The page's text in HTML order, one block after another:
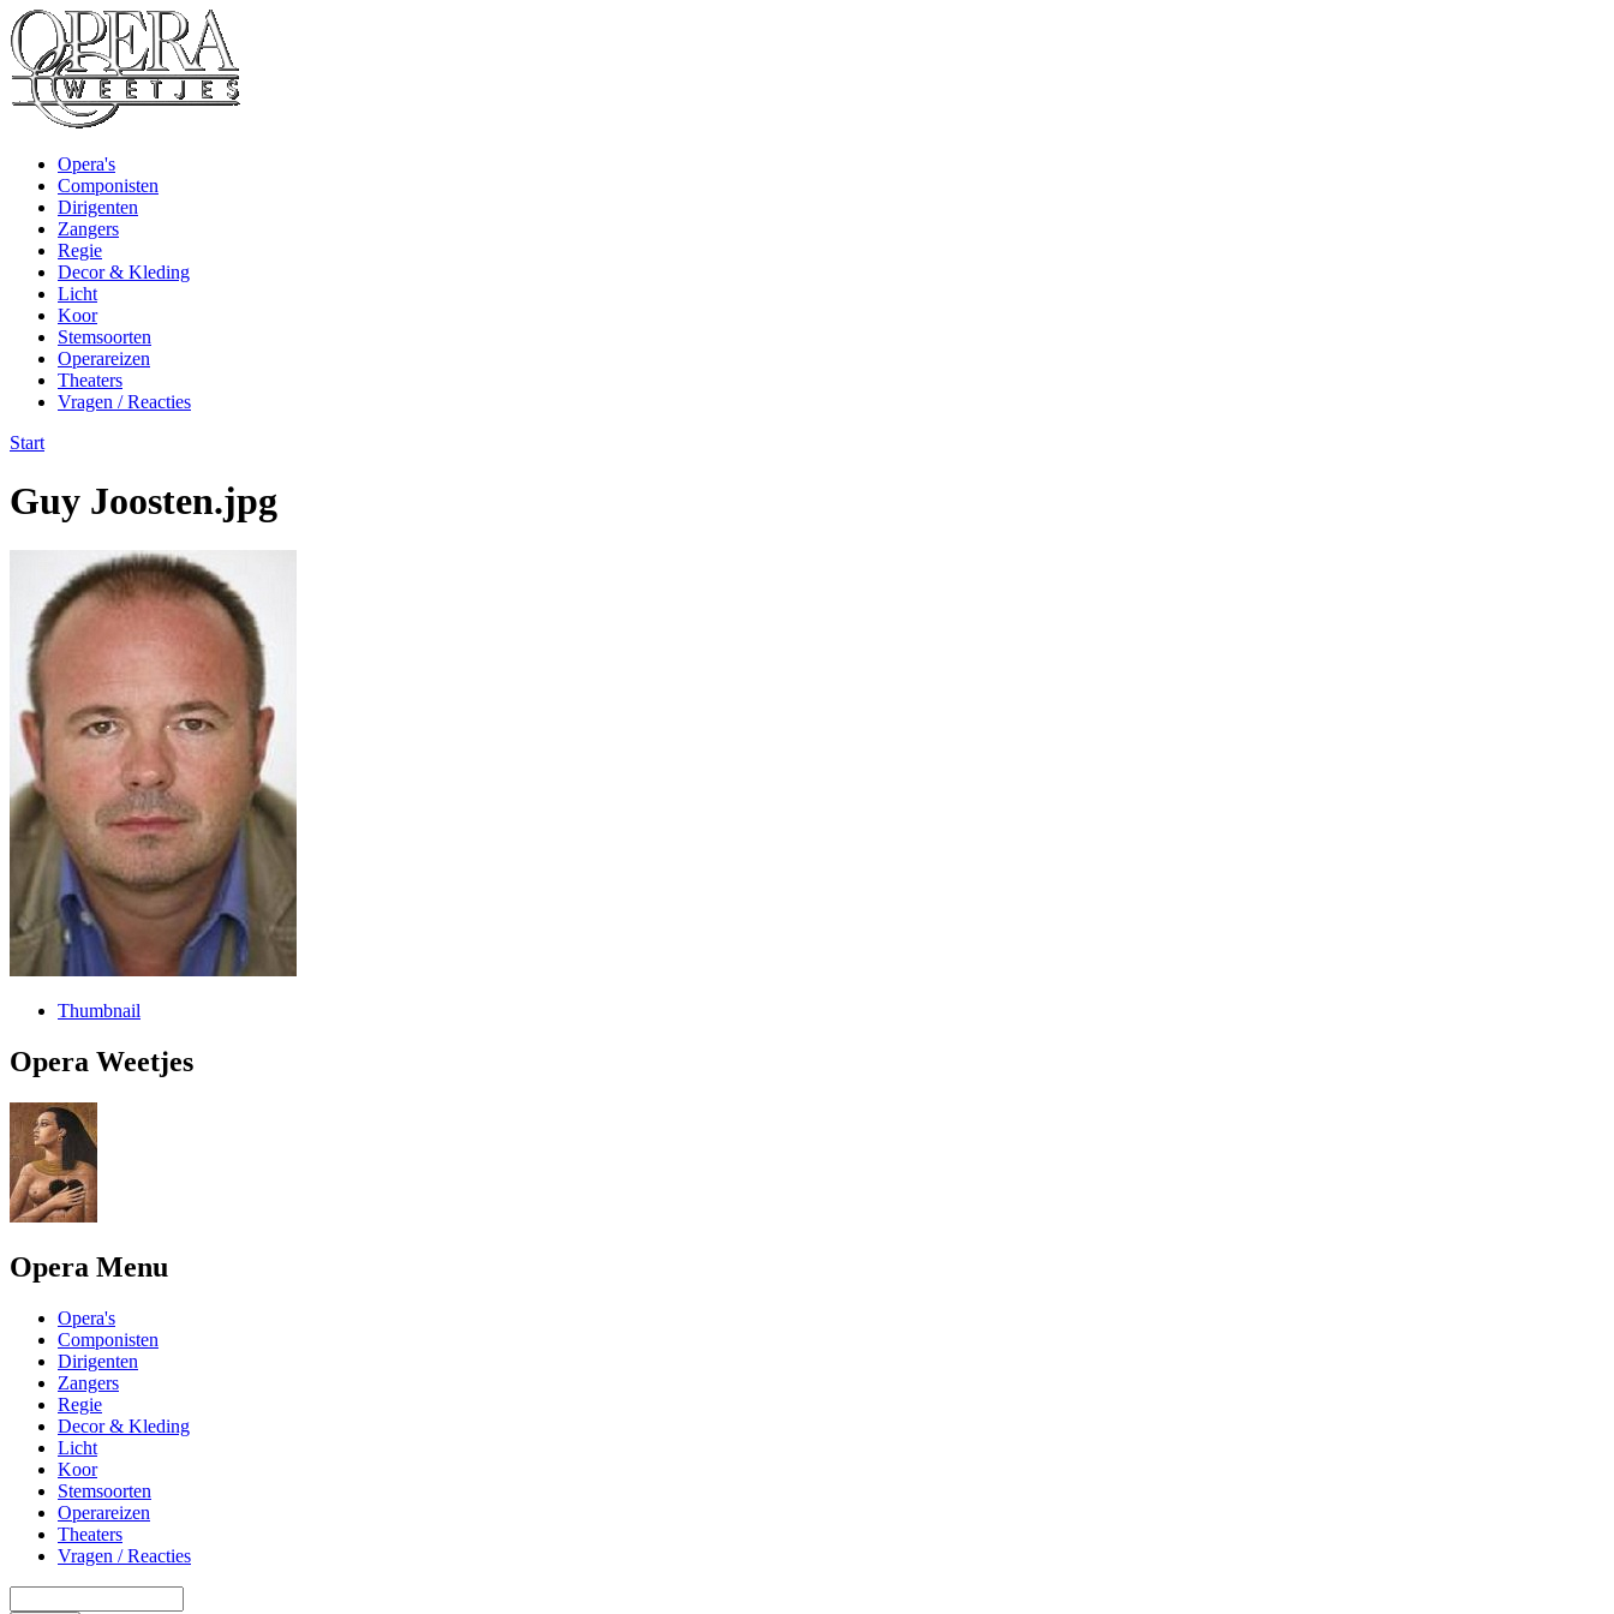
Opera's
Componisten
Dirigenten
Zangers
Regie
Decor & Kleding
Licht
Koor
Stemsoorten
Operareizen
Theaters
Vragen / Reacties
Start
Guy Joosten.jpg
Thumbnail
Opera Weetjes
Opera Menu
Opera's
Componisten
Dirigenten
Zangers
Regie
Decor & Kleding
Licht
Koor
Stemsoorten
Operareizen
Theaters
Vragen / Reacties